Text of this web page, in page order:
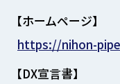
【ホームページ】
https://nihon-
【DX宣言書】